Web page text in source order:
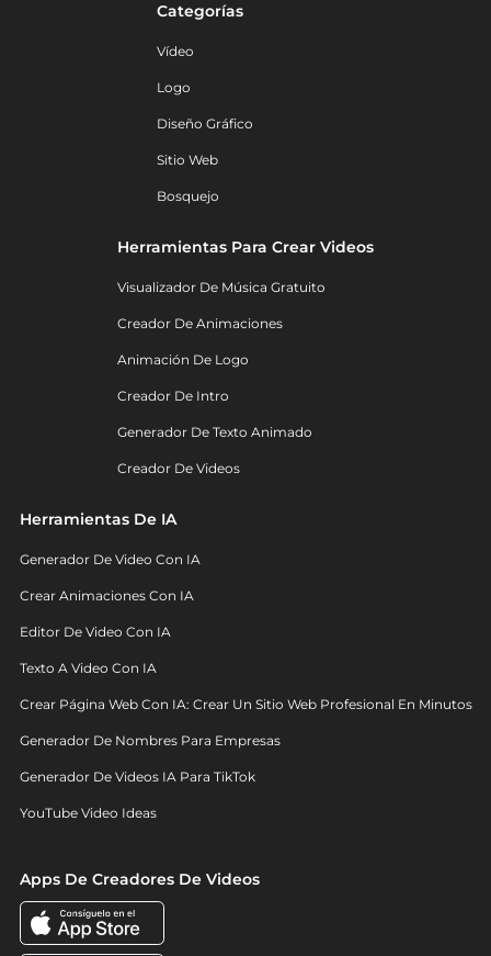
Categorías
Vídeo
Logo
Diseño Gráfico
Sitio Web
Bosquejo
Herramientas Para Crear Videos
Visualizador De Música Gratuito
Creador De Animaciones
Animación De Logo
Creador De Intro
Generador De Texto Animado
Creador De Videos
Herramientas De IA
Generador De Video Con IA
Crear Animaciones Con IA
Editor De Video Con IA
Texto A Video Con IA
Crear Página Web Con IA: Crear Un Sitio Web Profesional En Minutos
Generador De Nombres Para Empresas
Generador De Videos IA Para TikTok
YouTube Video Ideas
Apps De Creadores De Videos